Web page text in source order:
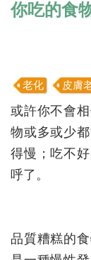
你吃的食
老化 皮膚
或許你不會
物或多或少
得慢；吃不
呼了。
品質糟糕的